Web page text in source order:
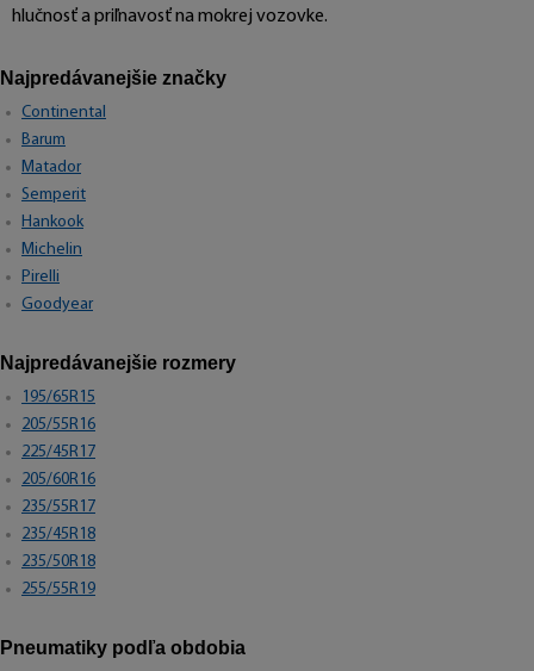
hlučnosť a priľnavosť na mokrej vozovke.
Najpredávanejšie značky
Continental
Barum
Matador
Semperit
Hankook
Michelin
Pirelli
Goodyear
Najpredávanejšie rozmery
195/65R15
205/55R16
225/45R17
205/60R16
235/55R17
235/45R18
235/50R18
255/55R19
Pneumatiky podľa obdobia